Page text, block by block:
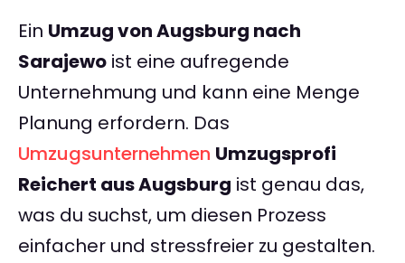
Ein Umzug von Augsburg nach
Sarajewo ist eine aufregende
Unternehmung und kann eine Menge
Planung erfordern. Das
Umzugsunternehmen Umzugsprofi
Reichert aus Augsburg ist genau das,
was du suchst, um diesen Prozess
einfacher und stressfreier zu gestalten.